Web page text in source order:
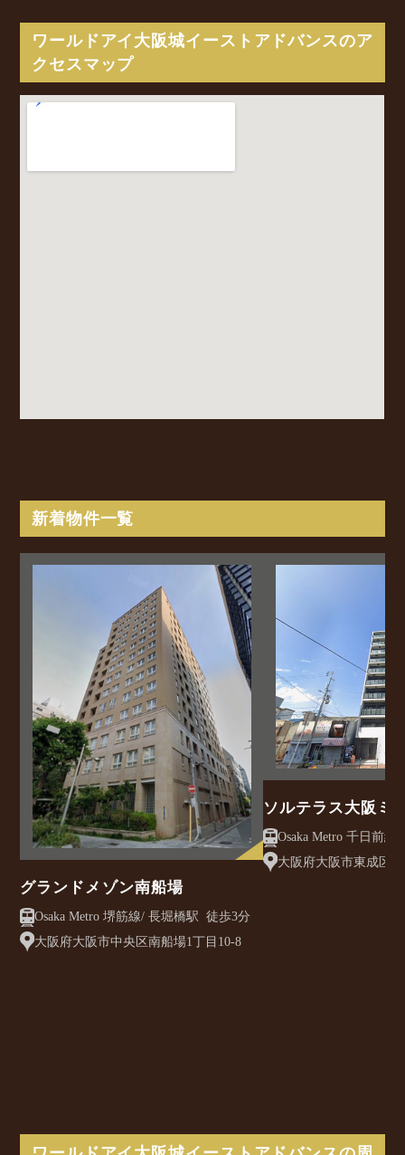
ワールドアイ大阪城イーストアドバンスのア
クセスマップ
新着物件一覧
グランドメゾン南船場
Osaka Metro 堺筋線/ 長堀橋駅 徒歩3分
大阪府大阪市中央区南船場1丁目10-8
ソルテラス大阪ミ
クレアスト
大阪府大阪市東成区